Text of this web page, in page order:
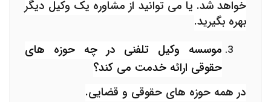
خواهد شد. یا می توانید از مشاوره یک وکیل دیگر
بهره بگیرید.
موسسه وکیل تلفنی در چه حوزه های
حقوقی ارائه خدمت می کند؟
در همه حوزه های حقوقی و قضایی.